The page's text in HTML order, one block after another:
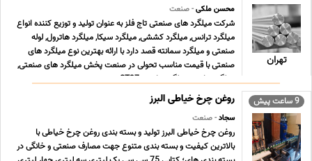
تهران
محسن ملکی- صنعت
شرکت میلگرد های صنعتی تاج فلز به عنوان تولید و توزیع کننده انواع
میلگرد ترانس, میلگرد کششی, میلگرد سیکا, میلگرد هاترول, لوله
صنعتی و میلگرد سمانته قصد دارد با ارائه بهترین نوع میلگرد های
صنعتی با قیمت مناسب تحولی در صنعت پخش میلگرد های صنعتی,
میلگرد ترانس, میلگرد ترانسی ST37 , می ... ...
9 ساعت پیش روغن چرخ خیاطی البرز
سجاد- صنعت
روغن چرخ خیاطی البرز تولید و بسته بندی روغن چرخ خیاطی با
بالاترین کیفیت و بسته بندی متنوع جهت مصارف صنعتی و خانگی در